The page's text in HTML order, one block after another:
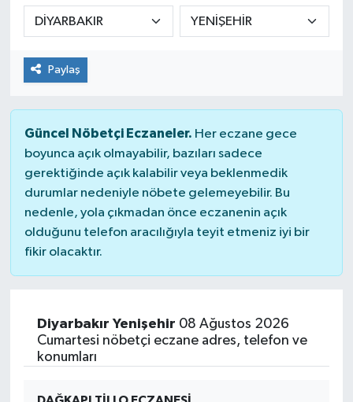
Paylaş
Güncel Nöbetçi Eczaneler. Her eczane gece
boyunca açık olmayabilir, bazıları sadece
gerektiğinde açık kalabilir veya beklenmedik
durumlar nedeniyle nöbete gelemeyebilir. Bu
nedenle, yola çıkmadan önce eczanenin açık
olduğunu telefon aracılığıyla teyit etmeniz iyi bir
fikir olacaktır.
Diyarbakır Yenişehir 08 Ağustos 2026
Cumartesi nöbetçi eczane adres, telefon ve
konumları